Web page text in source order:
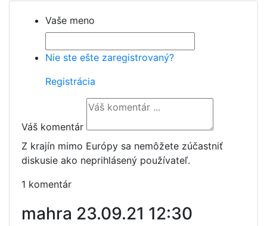
Vaše meno
Nie ste ešte zaregistrovaný?
Registrácia
Váš komentár
Z krajín mimo Európy sa nemôžete zúčastniť
diskusie ako neprihlásený používateľ.
1 komentár
mahra 23.09.21 12:30